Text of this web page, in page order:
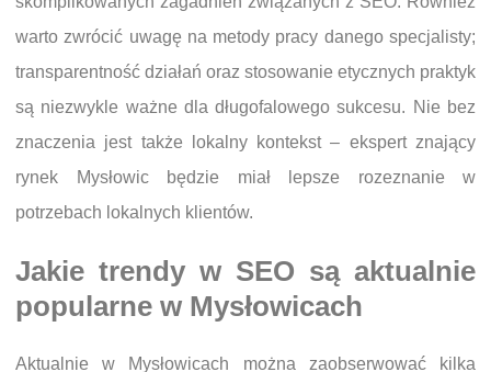
warto zwrócić uwagę na metody pracy danego specjalisty;
transparentność działań oraz stosowanie etycznych praktyk
są niezwykle ważne dla długofalowego sukcesu. Nie bez
znaczenia jest także lokalny kontekst – ekspert znający
rynek Mysłowic będzie miał lepsze rozeznanie w
potrzebach lokalnych klientów.
Jakie trendy w SEO są aktualnie
popularne w Mysłowicach
Aktualnie w Mysłowicach można zaobserwować kilka